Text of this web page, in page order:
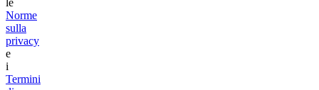
le
Norme
sulla
privacy
e
i
Termini